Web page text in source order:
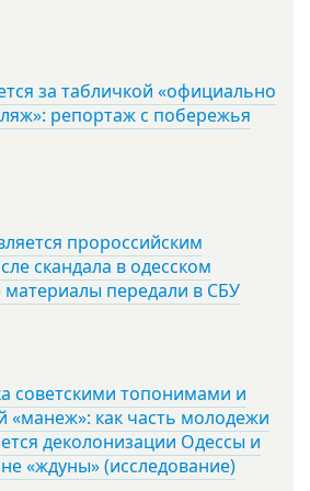
за табличкой «официально
репортаж с побережья
пророссийским
скандала в одесском
материалы передали в СБУ
советскими топонимами и
«манеж»: как часть молодежи
деколонизации Одессы и
«ждуны» (исследование)